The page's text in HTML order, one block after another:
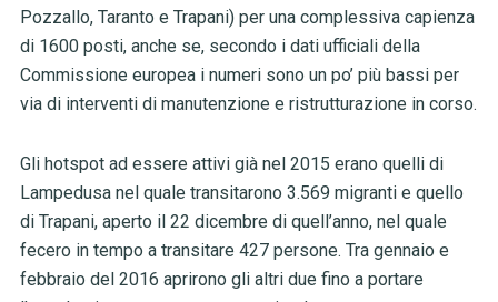
Pozzallo, Taranto e Trapani) per una complessiva capienza
di 1600 posti, anche se, secondo i dati ufficiali della
Commissione europea i numeri sono un po’ più bassi per
via di interventi di manutenzione e ristrutturazione in corso.
Gli hotspot ad essere attivi già nel 2015 erano quelli di
Lampedusa nel quale transitarono 3.569 migranti e quello
di Trapani, aperto il 22 dicembre di quell’anno, nel quale
fecero in tempo a transitare 427 persone. Tra gennaio e
febbraio del 2016 aprirono gli altri due fino a portare